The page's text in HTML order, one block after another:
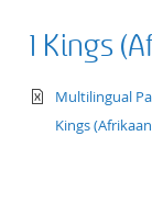
1 Kings
text/xml
Multilingual
Kings